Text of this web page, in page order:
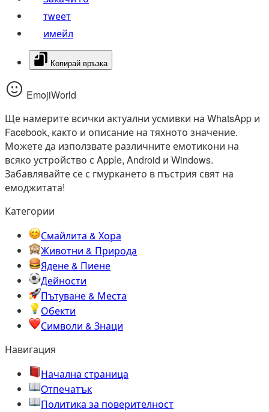
тwеет
имейл
Копирай връзка
EmojiWorld
Ще намерите всички актуални усмивки на WhatsApp и
Facebook, както и описание на тяхното значение.
Можете да използвате различните емотикони на
всяко устройство с Apple, Android и Windows.
Забавлявайте се с гмуркането в пъстрия свят на
емоджитата!
Категории
Смайлита & Хора
Животни & Природа
Ядене & Пиене
Дейности
Пътуване & Места
Обекти
Символи & Знаци
Навигация
Начална страница
Oтпечатък
Политика за поверителност